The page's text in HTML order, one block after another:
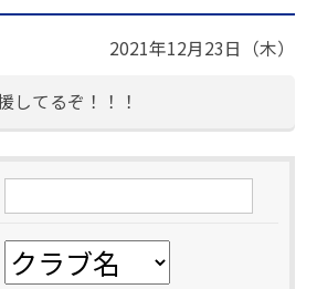
2021年12月23日（木）
してるぞ！！！